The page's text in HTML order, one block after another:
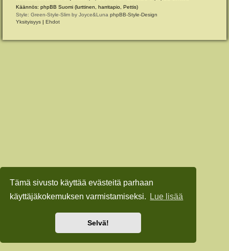
Tämä sivusto käyttää evästeitä parhaan
käyttäjäkokemuksen varmistamiseksi.
Lue lisää
Selvä!
Käännös: phpBB Suomi (lurttinen, harritapio, Pettis)
Style: Green-Style-Slim by Joyce&Luna phpBB-Style-Design
Yksityisyys | Ehdot